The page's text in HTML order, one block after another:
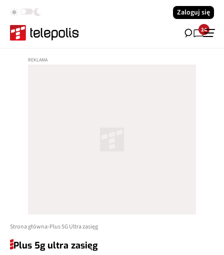
Zaloguj się
24
Strona główna Plus 5G Ultra zasięg
Plus 5g ultra zasięg